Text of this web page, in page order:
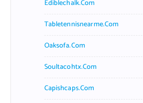
Ediblechalk.com
Tabletennisnearme.com
Oaksofa.com
Soultacohtx.com
Capishcaps.com